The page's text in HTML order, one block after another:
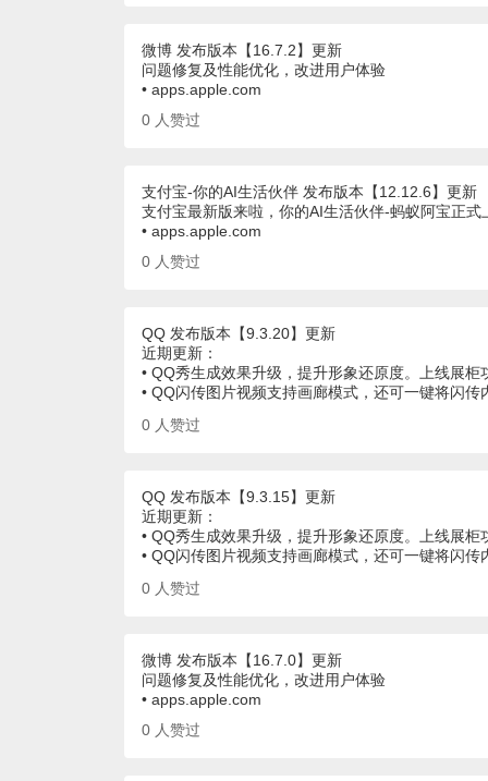
微博 发布版本【16.7.2】更新
问题修复及性能优化，改进用户体验
• apps.apple.com
0 人赞过
支付宝-你的AI生活伙伴 发布版本【12.12.6】更新
支付宝最新版来啦，你的AI生活伙伴-蚂蚁阿宝正
• apps.apple.com
0 人赞过
QQ 发布版本【9.3.20】更新
近期更新：
• QQ秀生成效果升级，提升形象还原度。上线展柜
• QQ闪传图片视频支持画廊模式，还可一键将闪
0 人赞过
QQ 发布版本【9.3.15】更新
近期更新：
• QQ秀生成效果升级，提升形象还原度。上线展柜
• QQ闪传图片视频支持画廊模式，还可一键将闪
0 人赞过
微博 发布版本【16.7.0】更新
问题修复及性能优化，改进用户体验
• apps.apple.com
0 人赞过